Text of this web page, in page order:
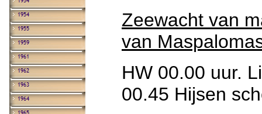
Zeewacht van
van
HW 00.00 uur.
00.45 Hijsen